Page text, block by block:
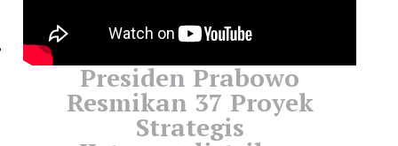
Presiden Prabowo
Resmikan 37 Proyek
Strategis